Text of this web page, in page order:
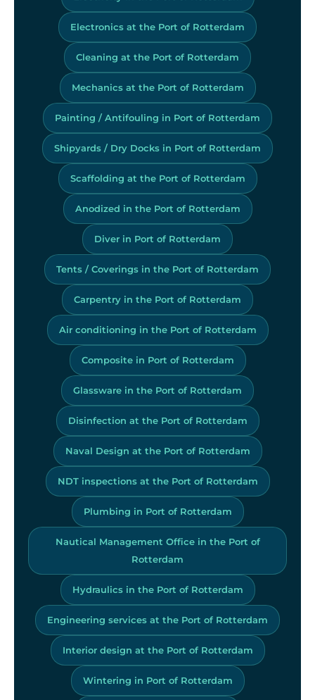
Electronics at the Port of Rotterdam
Cleaning at the Port of Rotterdam
Mechanics at the Port of Rotterdam
Painting / Antifouling in Port of Rotterdam
Shipyards / Dry Docks in Port of Rotterdam
Scaffolding at the Port of Rotterdam
Anodized in the Port of Rotterdam
Diver in Port of Rotterdam
Tents / Coverings in the Port of Rotterdam
Carpentry in the Port of Rotterdam
Air conditioning in the Port of Rotterdam
Composite in Port of Rotterdam
Glassware in the Port of Rotterdam
Disinfection at the Port of Rotterdam
Naval Design at the Port of Rotterdam
NDT inspections at the Port of Rotterdam
Plumbing in Port of Rotterdam
Nautical Management Office in the Port of
Rotterdam
Hydraulics in the Port of Rotterdam
Engineering services at the Port of Rotterdam
Interior design at the Port of Rotterdam
Wintering in Port of Rotterdam